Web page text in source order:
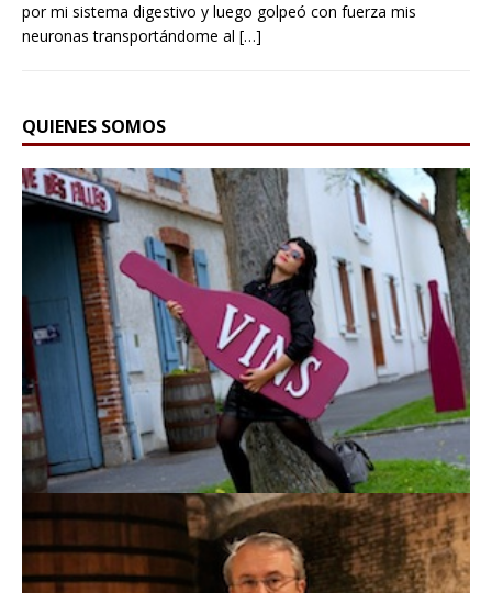
por mi sistema digestivo y luego golpeó con fuerza mis
neuronas transportándome al […]
QUIENES SOMOS